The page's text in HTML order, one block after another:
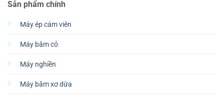
Sản phẩm chính
Máy ép cám viên
Máy băm cỏ
Máy nghiền
Máy băm xơ dừa